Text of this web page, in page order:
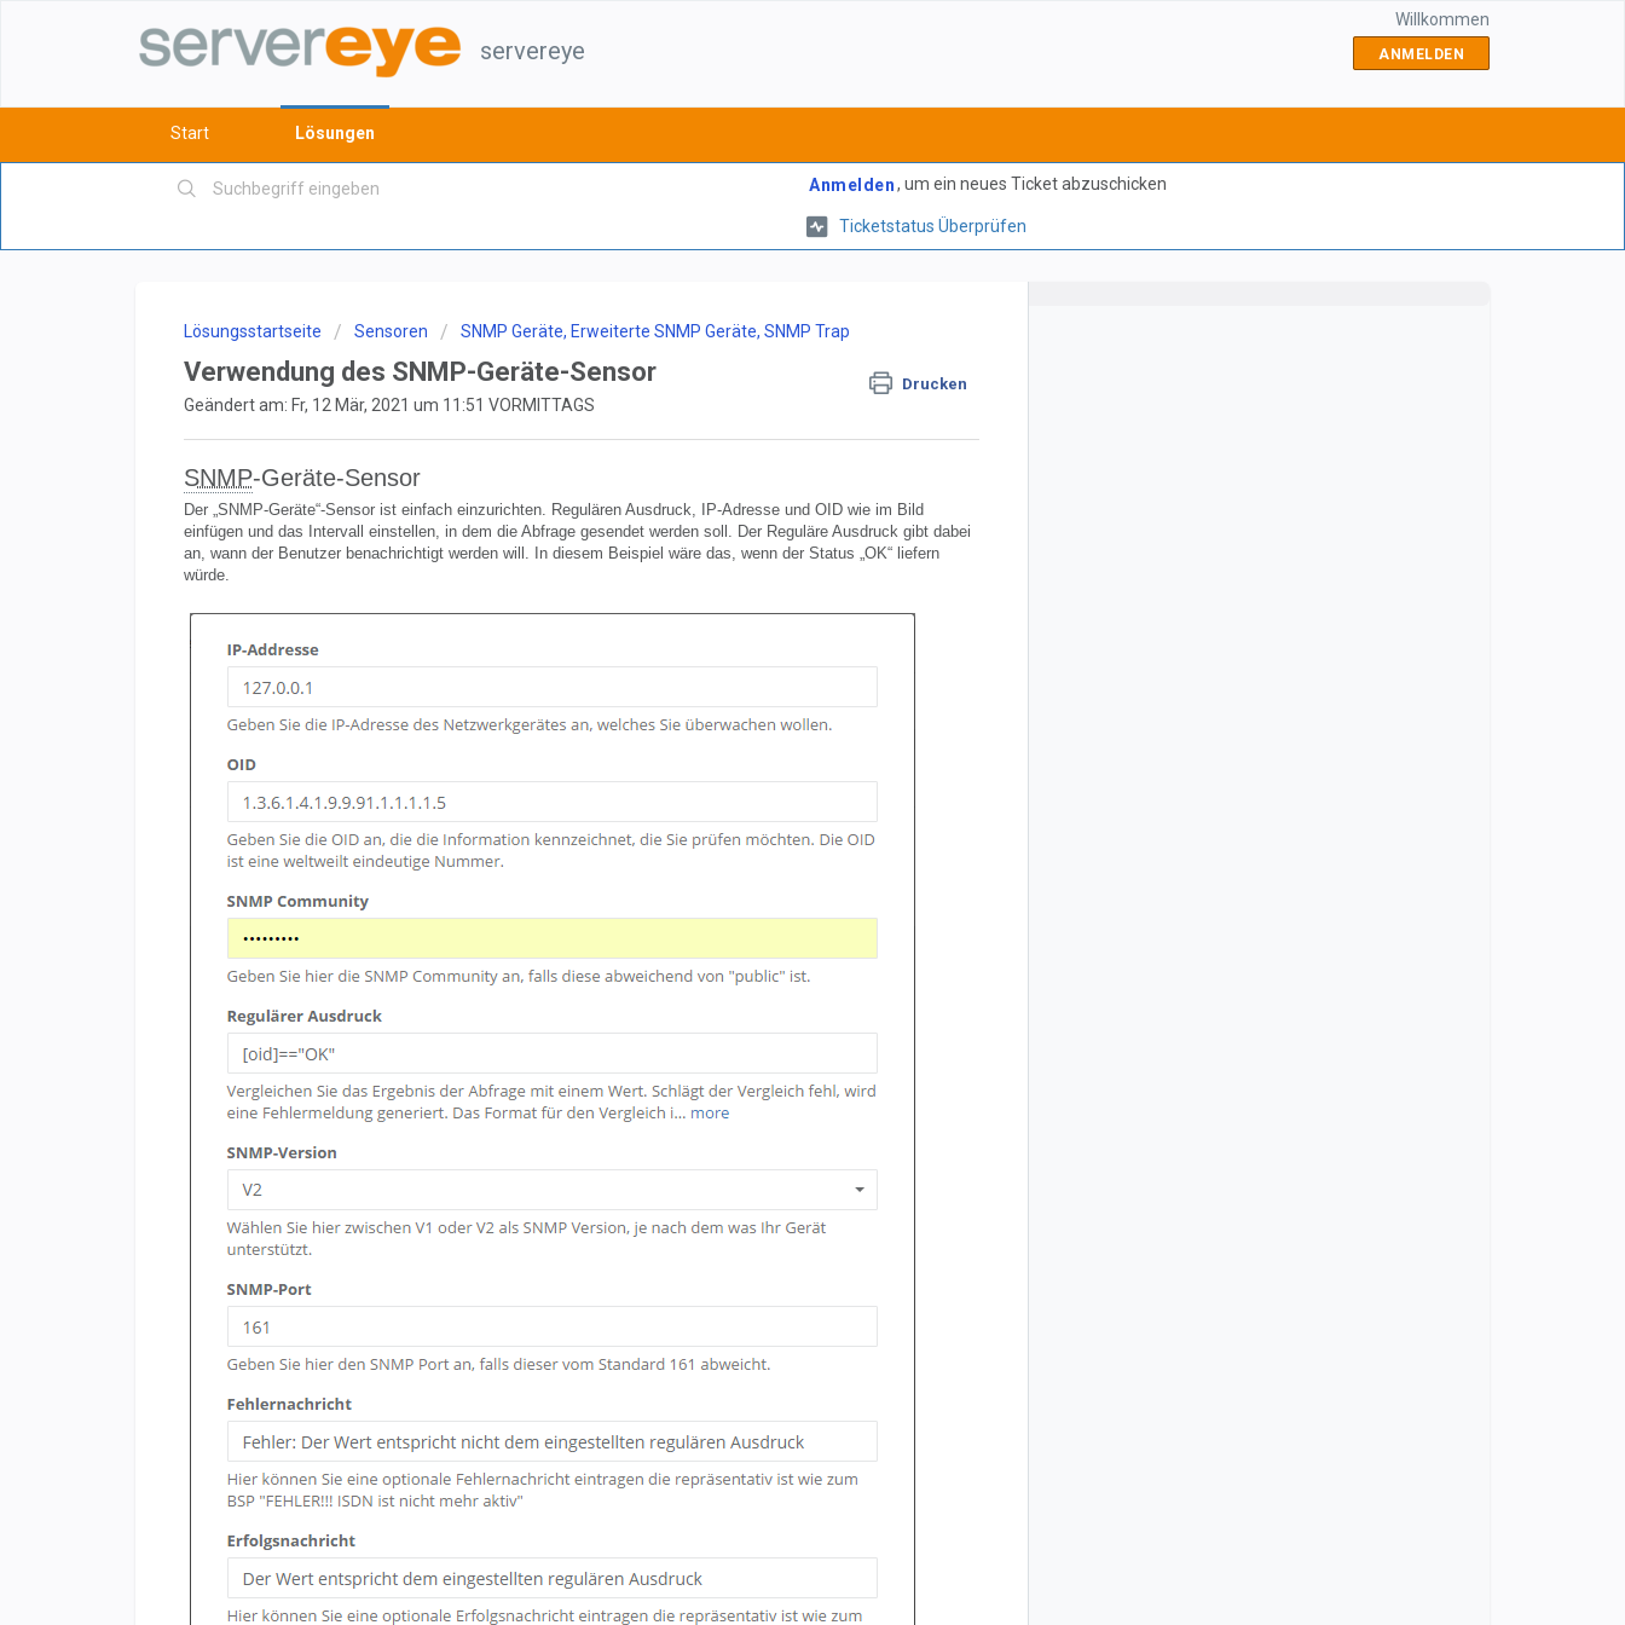
servereye
Willkommen
ANMELDEN
Start Lösungen
Anmelden, um ein neues Ticket abzuschicken
Ticketstatus Überprüfen
Lösungsstartseite Sensoren SNMP Geräte, Erweiterte SNMP Geräte, SNMP Trap
Verwendung des SNMP-Geräte-Sensor Drucken
Geändert am: Fr, 12 Mär, 2021 um 11:51 VORMITTAGS
SNMP-Geräte-Sensor
Der „SNMP-Geräte“-Sensor ist einfach einzurichten. Regulären Ausdruck, IP-Adresse und OID wie im Bild
einfügen und das Intervall einstellen, in dem die Abfrage gesendet werden soll. Der Reguläre Ausdruck gibt dabei
an, wann der Benutzer benachrichtigt werden will. In diesem Beispiel wäre das, wenn der Status „OK“ liefern
würde.